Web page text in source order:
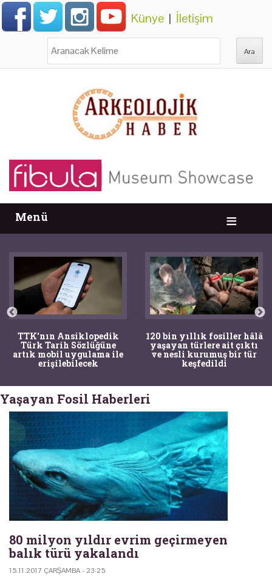
Künye | İletişim
Menü
TTK'nın Ansiklopedik
Türk Tarih Sözlüğüne
artık mobil uygulama ile
erişilebilecek
120 bin yıllık fosiller hâlâ
yaşayan türlere ait çıktı
ve nesli kurumuş bir tür
keşfedildi
Yaşayan Fosil Haberleri
80 milyon yıldır evrim geçirmeyen
balık türü yakalandı
15.11.2017 ÇARŞAMBA - 23:25